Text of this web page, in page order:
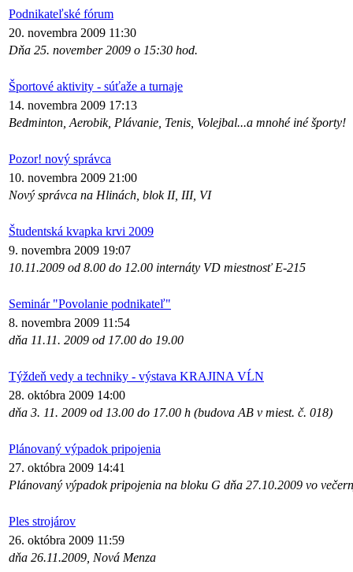
Podnikateľské fórum
20. novembra 2009 11:30
Dňa 25. november 2009 o 15:30 hod.
Športové aktivity - súťaže a turnaje
14. novembra 2009 17:13
Bedminton, Aerobik, Plávanie, Tenis, Volejbal...a mnohé iné športy!
Pozor! nový správca
10. novembra 2009 21:00
Nový správca na Hlinách, blok II, III, VI
Študentská kvapka krvi 2009
9. novembra 2009 19:07
10.11.2009 od 8.00 do 12.00 internáty VD miestnosť E-215
Seminár "Povolanie podnikateľ"
8. novembra 2009 11:54
dňa 11.11. 2009 od 17.00 do 19.00
Týždeň vedy a techniky - výstava KRAJINA VĹN
28. októbra 2009 14:00
dňa 3. 11. 2009 od 13.00 do 17.00 h (budova AB v miest. č. 018)
Plánovaný výpadok pripojenia
27. októbra 2009 14:41
Plánovaný výpadok pripojenia na bloku G dňa 27.10.2009 vo
Ples strojárov
26. októbra 2009 11:59
dňa 26.11.2009, Nová Menza